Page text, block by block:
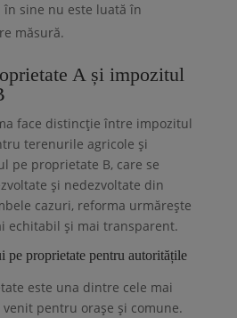
sine nu este luată în
măsură.
A și impozitul
face distincție între impozitul
terenurile agricole și
pe proprietate B, care se
și nedezvoltate din
cazuri, reforma urmărește
echitabil și mai transparent.
pe proprietate pentru autoritățile
este una dintre cele mai
pentru orașe și comune.